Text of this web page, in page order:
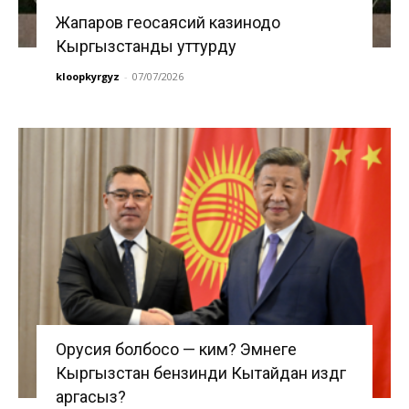
Жапаров геосаясий казинодо
Кыргызстанды уттурду
kloopkyrgyz - 07/07/2026
Орусия болбосо — ким? Эмнеге
Кыргызстан бензинди Кытайдан издөөгө
аргасыз?